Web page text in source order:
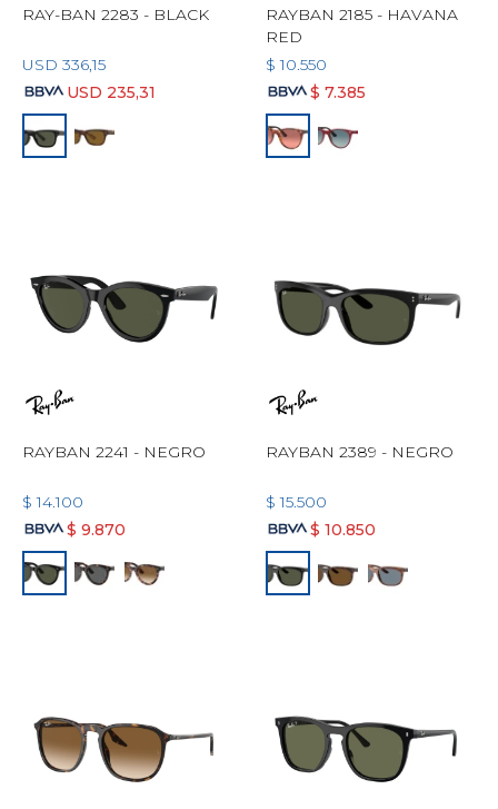
RAY-BAN 2283 - BLACK
USD 336,15
USD 235,31
RAYBAN 2185 - HAVANA
RED
$ 10.550
$ 7.385
RAYBAN 2241 - NEGRO
$ 14.100
$ 9.870
RAYBAN 2389 - NEGRO
$ 15.500
$ 10.850